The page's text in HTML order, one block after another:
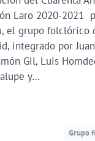
Laro 2020-2021
el grupo folclórico
integrado por
Gil, Luis
y…
Grupo